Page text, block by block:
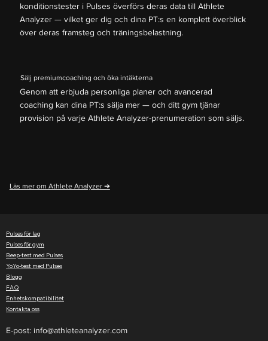
konditionstester i Pulses överförs deras data till Athlete
Analyzer — vilket ger dig och dina PT:s en komplett överblick
över deras framsteg och träningsbelastning.
Sälj premiumcoaching och öka intäkterna
Genom att erbjuda personliga planer och avancerad
coaching kan dina PT:s sälja mer — och ditt gym tjänar
provision på varje Athlete Analyzer-prenumeration som säljs.
Läs mer om Athlete Analyzer ➔
Pulses för lag
Pulses för gym
Beep-test med Pulses
YoYo-test med Pulses
Blogg
FAQ
Enhetskompatibilitet
Kontakta oss
E-post: info@athleteanalyzer.com